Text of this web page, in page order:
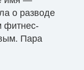
о разводе
фитнес-
Пара